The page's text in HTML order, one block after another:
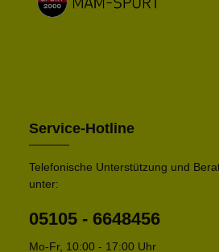
Service-Hotline
Telefonische Unterstützung und
unter:
05105 - 6648456
Mo-Fr, 10:00 - 17:00 Uhr